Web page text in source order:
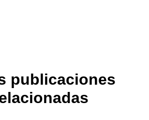
publicaciones